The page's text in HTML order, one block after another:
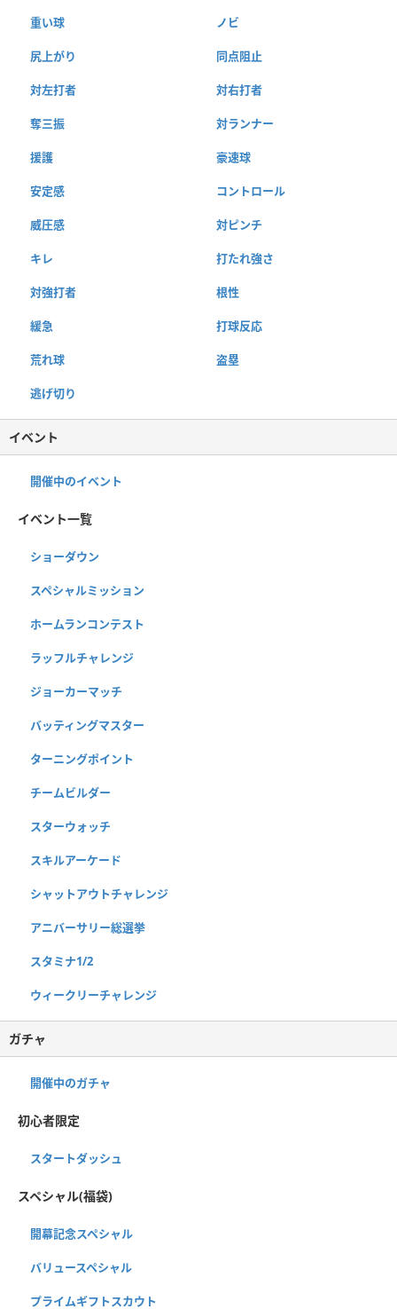
重い球 ノビ
尻上がり 同点阻止
対左打者 対右打者
奪三振 対ランナー
援護 豪速球
安定感 コントロール
威圧感 対ピンチ
キレ 打たれ強さ
対強打者 根性
緩急 打球反応
荒れ球 盗塁
逃げ切り
イベント
開催中のイベント
イベント一覧
ショーダウン
スペシャルミッション
ホームランコンテスト
ラッフルチャレンジ
ジョーカーマッチ
バッティングマスター
ターニングポイント
チームビルダー
スターウォッチ
スキルアーケード
シャットアウトチャレンジ
アニバーサリー総選挙
スタミナ1/2
ウィークリーチャレンジ
ガチャ
開催中のガチャ
初心者限定
スタートダッシュ
スペシャル(福袋)
開幕記念スペシャル
バリュースペシャル
プライムギフトスカウト